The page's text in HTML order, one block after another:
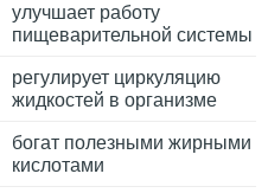
улучшает работу
пищеварительной системы
регулирует циркуляцию
жидкостей в организме
богат полезными жирными
кислотами